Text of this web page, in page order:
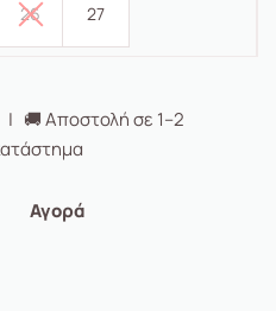
26 27
🚚 Αποστολή σε 1–2
Αγορά